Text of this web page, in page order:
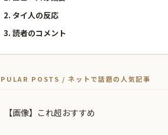
2. タイ人の反応
3. 読者のコメント
POSTS / ネットで話題の人気記事
【画像】これ超おすすめ